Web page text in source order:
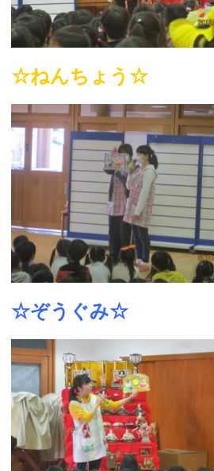
☆ねんちょう☆
☆ぞうぐみ☆